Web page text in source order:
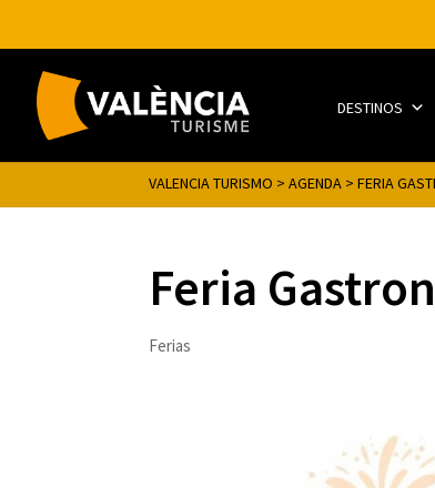
DESTINOS
VALENCIA TURISMO >AGENDA >FERIA
Feria
Ferias